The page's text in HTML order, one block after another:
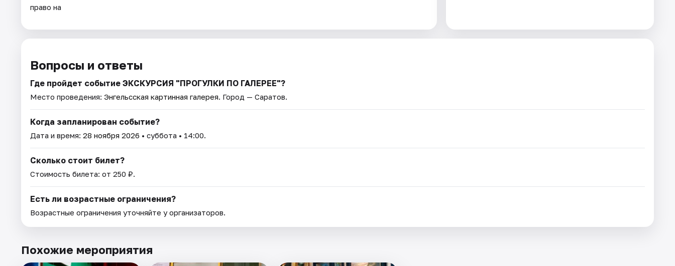
право на
Вопросы и ответы
Где пройдет событие ЭКСКУРСИЯ "ПРОГУЛКИ ПО ГАЛЕРЕЕ"?
Место проведения: Энгельсская картинная галерея. Город — Саратов.
Когда запланирован событие?
Дата и время: 28 ноября 2026 • суббота • 14:00.
Сколько стоит билет?
Стоимость билета: от 250 ₽.
Есть ли возрастные ограничения?
Возрастные ограничения уточняйте у организаторов.
Похожие мероприятия